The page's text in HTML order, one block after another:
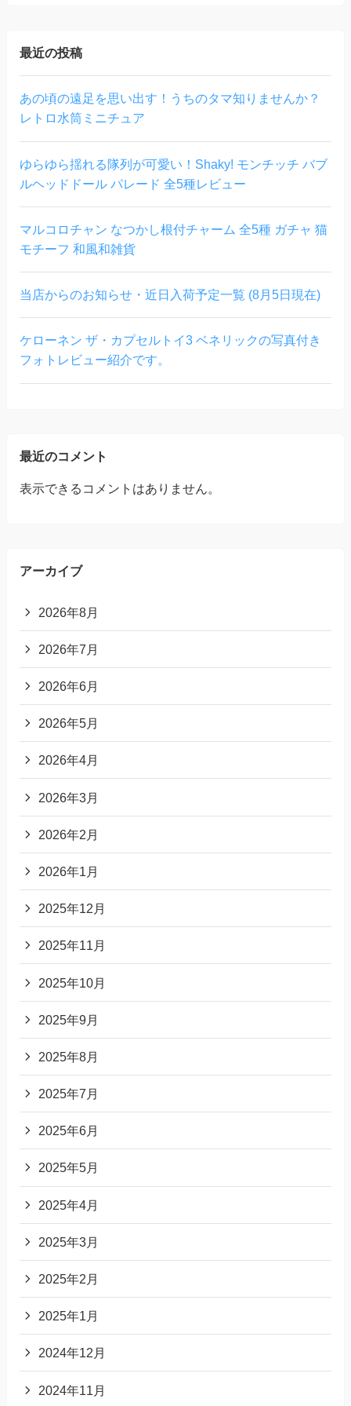
最近の投稿
あの頃の遠足を思い出す！うちのタマ知りませんか？
レトロ水筒ミニチュア
ゆらゆら揺れる隊列が可愛い！Shaky! モンチッチ バブ
ルヘッドドール パレード 全5種レビュー
マルコロチャン なつかし根付チャーム 全5種 ガチャ 猫
モチーフ 和風和雑貨
当店からのお知らせ・近日入荷予定一覧 (8月5日現在)
ケローネン ザ・カプセルトイ3 ベネリックの写真付き
フォトレビュー紹介です。
最近のコメント
表示できるコメントはありません。
アーカイブ
2026年8月
2026年7月
2026年6月
2026年5月
2026年4月
2026年3月
2026年2月
2026年1月
2025年12月
2025年11月
2025年10月
2025年9月
2025年8月
2025年7月
2025年6月
2025年5月
2025年4月
2025年3月
2025年2月
2025年1月
2024年12月
2024年11月